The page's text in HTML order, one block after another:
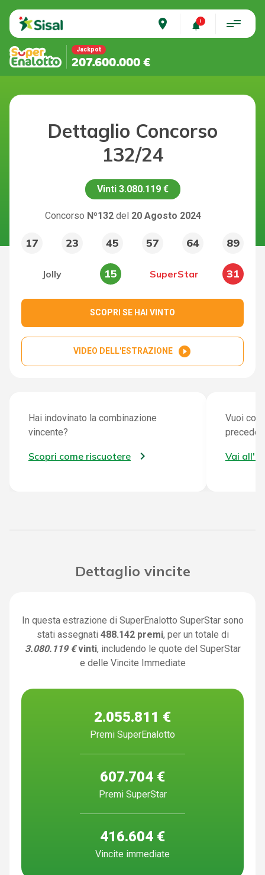
place
Jackpot
207.600.000 €
Dettaglio Concorso
132/24
Vinti 3.080.119 €
Concorso Nº132 del 20 Agosto 2024
17 23 45 57 64 89
Jolly 15 SuperStar 31
SCOPRI SE HAI VINTO
VIDEO DELL'ESTRAZIONE play_circle_filled
Hai indovinato la combinazione
vincente?
Scopri come riscuotere
Vuoi
Vai
Dettaglio vincite
In questa estrazione di SuperEnalotto SuperStar sono
stati assegnati 488.142 premi, per un totale di
3.080.119 € vinti, includendo le quote del SuperStar
e delle Vincite Immediate
2.055.811 €
Premi SuperEnalotto
607.704 €
Premi SuperStar
416.604 €
Vincite immediate